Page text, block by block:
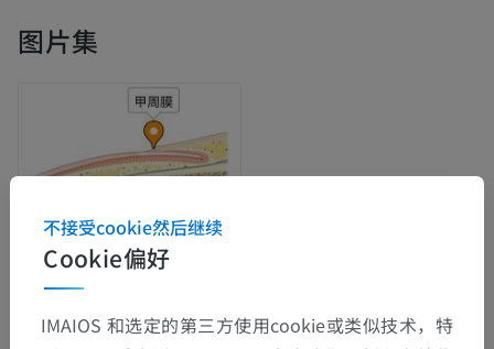
图片集
Cookie偏好
不接受cookie然后继续
IMAIOS 和选定的第三方使用cookie或类似技术，特